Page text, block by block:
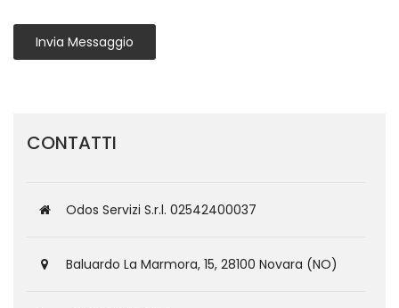
Invia Messaggio
CONTATTI
Odos Servizi S.r.l. 02542400037
Baluardo La Marmora, 15, 28100 Novara (NO)